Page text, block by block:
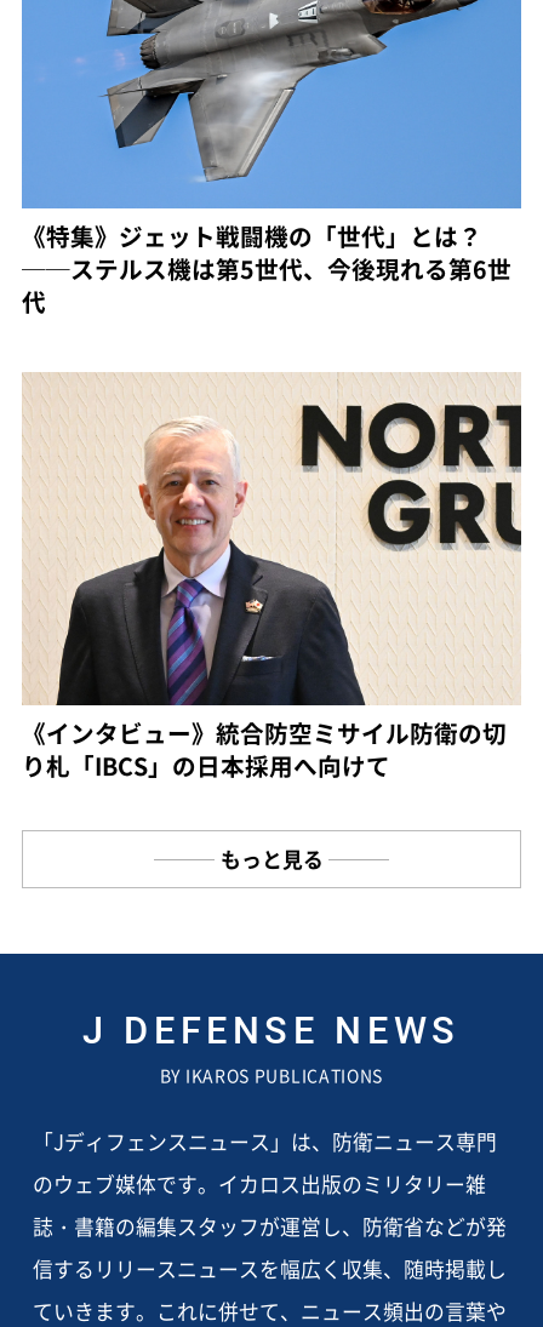
《特集》ジェット戦闘機の「世代」とは？
──ステルス機は第5世代、今後現れる第6世
代
《インタビュー》統合防空ミサイル防衛の切
り札「IBCS」の日本採用へ向けて
もっと見る
J DEFENSE NEWS
BY IKAROS PUBLICATIONS
「Jディフェンスニュース」は、防衛ニュース専門
のウェブ媒体です。イカロス出版のミリタリー雑
誌・書籍の編集スタッフが運営し、防衛省などが発
信するリリースニュースを幅広く収集、随時掲載し
ていきます。これに併せて、ニュース頻出の言葉や